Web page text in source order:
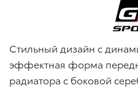
Стильный дизайн с
эффектная форма
радиатора с боковой